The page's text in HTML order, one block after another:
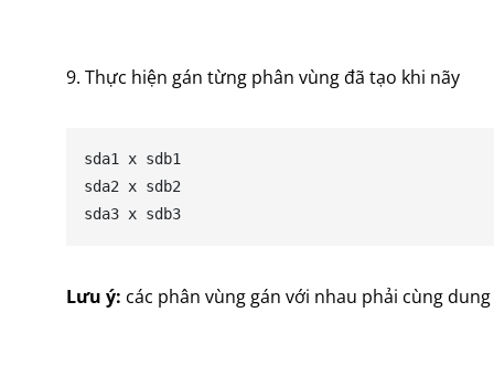
9. Thực hiện gán từng phân vùng đã tạo khi nãy
sda1 x sdb1
sda2 x sdb2
sda3 x sdb3
Lưu ý: các phân vùng gán với nhau phải cùng